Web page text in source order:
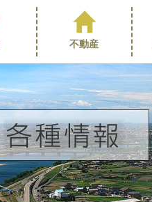
不動産